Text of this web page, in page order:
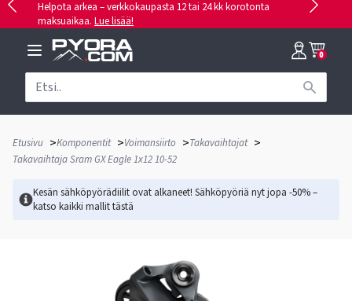
Helpota arkea – verkkokaupasta 12 tai 24 kk korotonta
maksuaikaa. Lue lisää!
0
Etusivu >Komponentit >Voimansiirto >Takavaihtajat >
Takavaihtaja Sram GX Eagle 1x12 10-52
Kesän sähköpyörädiilit ovat alkaneet! Sähköpyöriä nyt jopa -50% –
katso kaikki mallittästä